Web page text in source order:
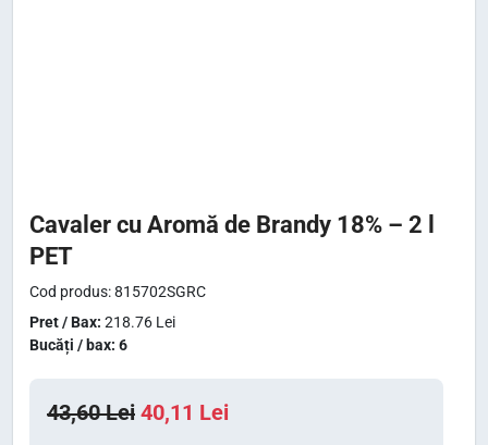
Cavaler cu Aromă de Brandy 18% – 2 l
PET
Cod produs: 815702SGRC
Pret / Bax: 218.76 Lei
Bucăți / bax: 6
43,60Lei P
40,11 LeiP